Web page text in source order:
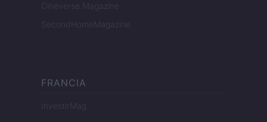
Cineverse Magazine
SecondHomeMagazine
FRANCIA
InvestirMag